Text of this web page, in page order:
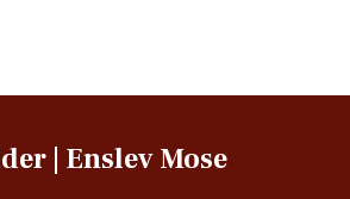
| Enslev Mose